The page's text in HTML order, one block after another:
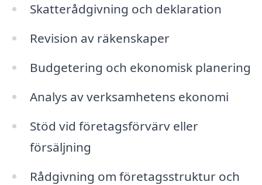
Skatterådgivning och deklaration
Revision av räkenskaper
Budgetering och ekonomisk planering
Analys av verksamhetens ekonomi
Stöd vid företagsförvärv eller
försäljning
Rådgivning om företagsstruktur och